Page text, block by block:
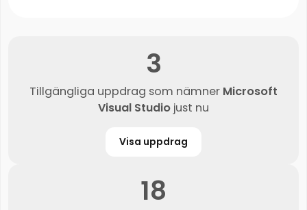
3
Tillgängliga uppdrag som nämner Microsoft
Visual Studio just nu
Visa uppdrag
18